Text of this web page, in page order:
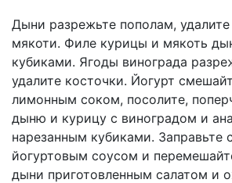
Дыни разрежьте пополам,
мякоти. Филе курицы и мякоть
кубиками. Ягоды винограда
удалите косточки. Йогурт
лимонным соком, посолите,
дыню и курицу с виноградом и
нарезанным кубиками. Заправьте
йогуртовым соусом и
дыни приготовленным салатом и